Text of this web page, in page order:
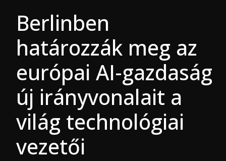
Berlinben
határozzák meg az
európai AI-gazdaság
új irányvonalait a
világ technológiai
vezetői